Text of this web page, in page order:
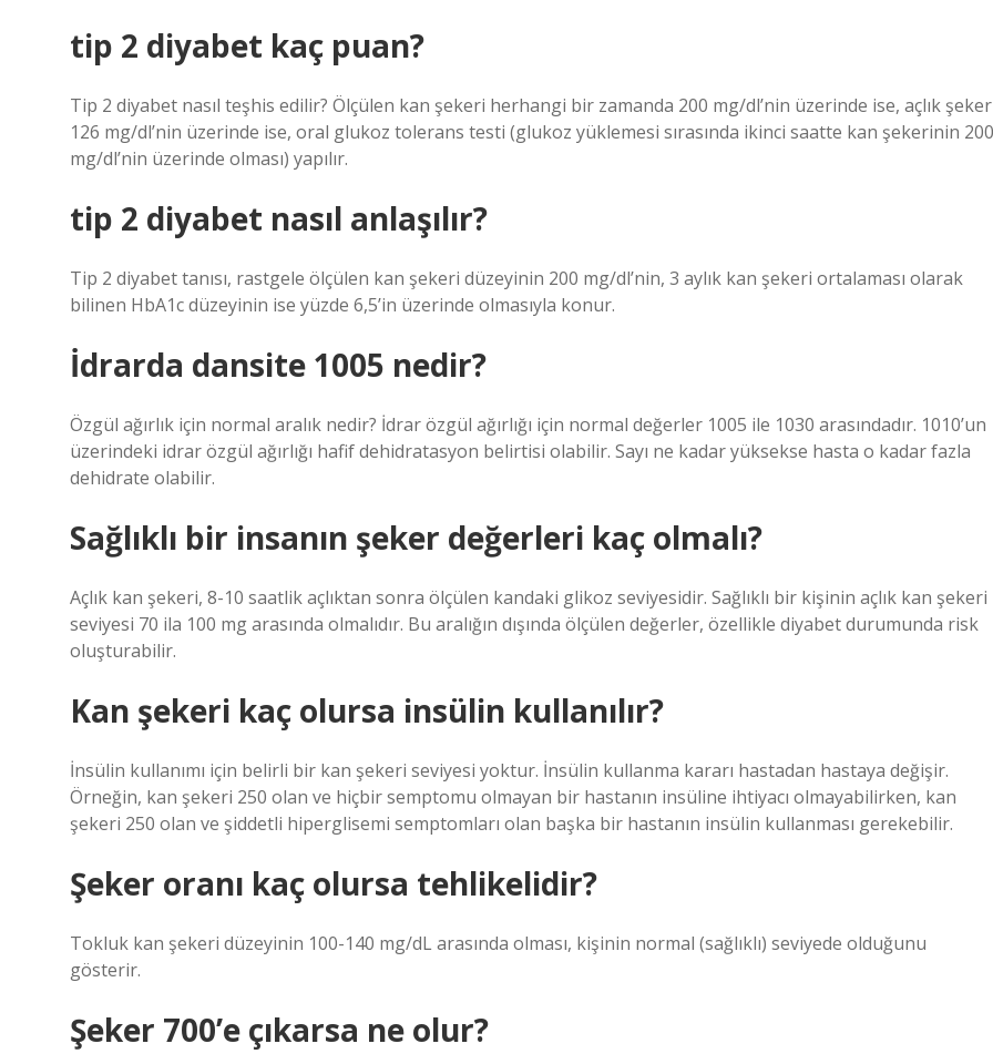
tip 2 diyabet kaç puan?
Tip 2 diyabet nasıl teşhis edilir? Ölçülen kan şekeri herhangi bir zamanda 200 mg/dl’nin üzerinde ise, açlık
126 mg/dl’nin üzerinde ise, oral glukoz tolerans testi (glukoz yüklemesi sırasında ikinci saatte kan şekerinin 200
mg/dl’nin üzerinde olması) yapılır.
tip 2 diyabet nasıl anlaşılır?
Tip 2 diyabet tanısı, rastgele ölçülen kan şekeri düzeyinin 200 mg/dl’nin, 3 aylık kan şekeri ortalaması olarak
bilinen HbA1c düzeyinin ise yüzde 6,5’in üzerinde olmasıyla konur.
İdrarda dansite 1005 nedir?
Özgül ağırlık için normal aralık nedir? İdrar özgül ağırlığı için normal değerler 1005 ile 1030 arasındadır. 1010’un
üzerindeki idrar özgül ağırlığı hafif dehidratasyon belirtisi olabilir. Sayı ne kadar yüksekse hasta o kadar fazla
dehidrate olabilir.
Sağlıklı bir insanın şeker değerleri kaç olmalı?
Açlık kan şekeri, 8-10 saatlik açlıktan sonra ölçülen kandaki glikoz seviyesidir. Sağlıklı bir kişinin açlık kan şekeri
seviyesi 70 ila 100 mg arasında olmalıdır. Bu aralığın dışında ölçülen değerler, özellikle diyabet durumunda risk
oluşturabilir.
Kan şekeri kaç olursa insülin kullanılır?
İnsülin kullanımı için belirli bir kan şekeri seviyesi yoktur. İnsülin kullanma kararı hastadan hastaya değişir.
Örneğin, kan şekeri 250 olan ve hiçbir semptomu olmayan bir hastanın insüline ihtiyacı olmayabilirken, kan
şekeri 250 olan ve şiddetli hiperglisemi semptomları olan başka bir hastanın insülin kullanması gerekebilir.
Şeker oranı kaç olursa tehlikelidir?
Tokluk kan şekeri düzeyinin 100-140 mg/dL arasında olması, kişinin normal (sağlıklı) seviyede olduğunu
gösterir.
Şeker 700’e çıkarsa ne olur?